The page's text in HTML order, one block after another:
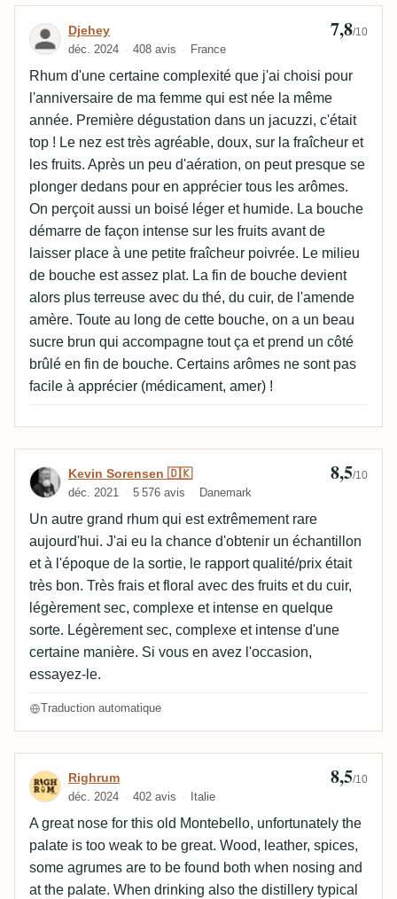
Avis de Djehey
Djehey
déc. 2024 408 avis France
7,8/10
Rhum d'une certaine complexité que j'ai choisi pour
l'anniversaire de ma femme qui est née la même
année. Première dégustation dans un jacuzzi, c'était
top ! Le nez est très agréable, doux, sur la fraîcheur et
les fruits. Après un peu d'aération, on peut presque se
plonger dedans pour en apprécier tous les arômes.
On perçoit aussi un boisé léger et humide. La bouche
démarre de façon intense sur les fruits avant de
laisser place à une petite fraîcheur poivrée. Le milieu
de bouche est assez plat. La fin de bouche devient
alors plus terreuse avec du thé, du cuir, de l'amende
amère. Toute au long de cette bouche, on a un beau
sucre brun qui accompagne tout ça et prend un côté
brûlé en fin de bouche. Certains arômes ne sont pas
facile à apprécier (médicament, amer) !
Avis de Kevin Sorensen 🇩🇰
Kevin Sorensen 🇩🇰
déc. 2021 5 576 avis Danemark
8,5/10
Un autre grand rhum qui est extrêmement rare
aujourd'hui. J'ai eu la chance d'obtenir un échantillon
et à l'époque de la sortie, le rapport qualité/prix était
très bon. Très frais et floral avec des fruits et du cuir,
légèrement sec, complexe et intense en quelque
sorte. Légèrement sec, complexe et intense d'une
certaine manière. Si vous en avez l'occasion,
essayez-le.
Traduction automatique
Avis de Righrum
Righrum
déc. 2024 402 avis Italie
8,5/10
A great nose for this old Montebello, unfortunately the
palate is too weak to be great. Wood, leather, spices,
some agrumes are to be found both when nosing and
at the palate. When drinking also the distillery typical